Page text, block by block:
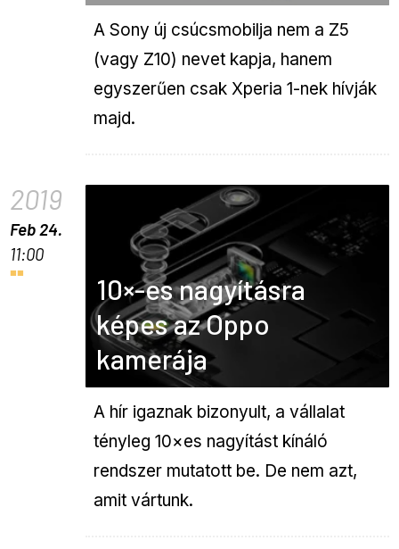
A Sony új csúcsmobilja nem a Z5
(vagy Z10) nevet kapja, hanem
egyszerűen csak Xperia 1-nek hívják
majd.
2019
Feb 24.
11:00
10×-es nagyításra
képes az Oppo
kamerája
A hír igaznak bizonyult, a vállalat
tényleg 10×es nagyítást kínáló
rendszer mutatott be. De nem azt,
amit vártunk.